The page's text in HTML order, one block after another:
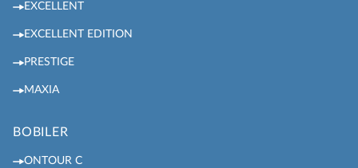
EXCELLENT
EXCELLENT EDITION
PRESTIGE
MAXIA
BOBILER
ONTOUR C